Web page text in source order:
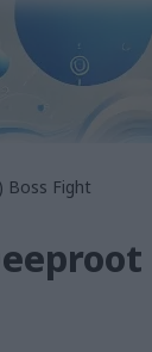
Boss Fight